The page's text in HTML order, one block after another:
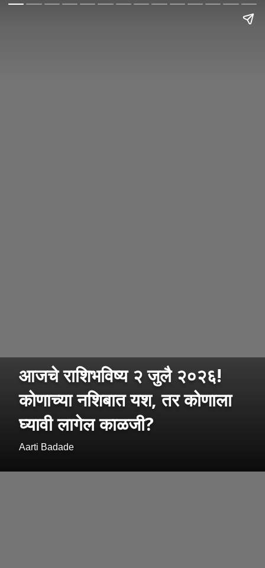
आजचे राशिभविष्य २ जुलै २०२६!
कोणाच्या नशिबात यश, तर कोणाला
घ्यावी लागेल काळजी?
Aarti Badade